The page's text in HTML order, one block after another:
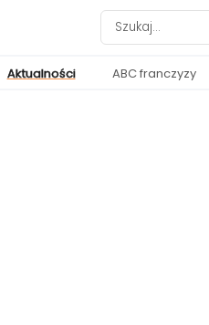
Aktualności ABC franczyzy